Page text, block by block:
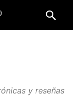
y reseñas